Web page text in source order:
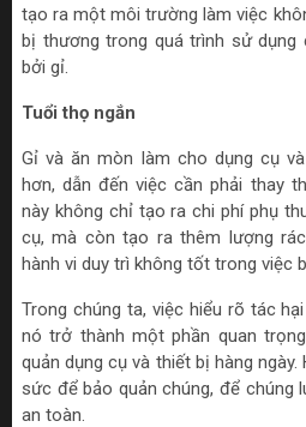
tạo ra một môi trường làm việc
bị thương trong quá trình sử dụng
bởi gỉ.
Tuổi thọ ngắn
Gỉ và ăn mòn làm cho dụng cụ
hơn, dẫn đến việc cần phải thay
này không chỉ tạo ra chi phí phụ
cụ, mà còn tạo ra thêm lượng
hành vi duy trì không tốt trong việc
Trong chúng ta, việc hiểu rõ tác
nó trở thành một phần quan
quản dụng cụ và thiết bị hàng
sức để bảo quản chúng, để chúng
an toàn.